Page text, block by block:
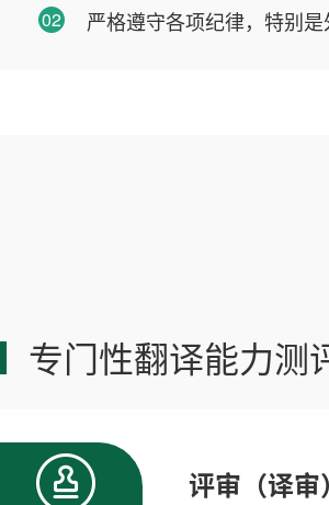
02 严格遵守各项纪律，特别是
专门性翻译能力测
评审（译审）